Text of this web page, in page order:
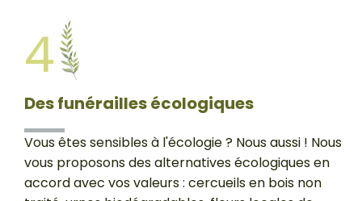
4
Des funérailles écologiques
Vous êtes sensibles à l'écologie ? Nous aussi ! Nous
vous proposons des alternatives écologiques en
accord avec vos valeurs : cercueils en bois non